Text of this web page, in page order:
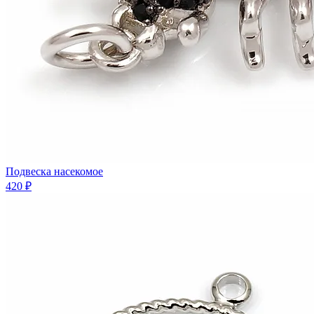
Подвеска насекомое
420 ₽